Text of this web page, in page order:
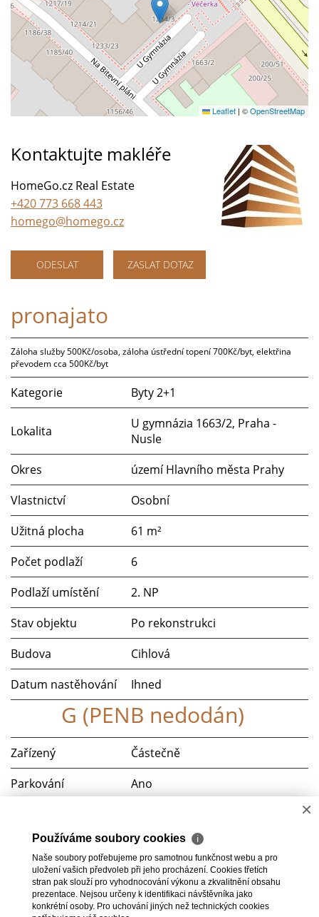
Leaflet | ©OpenStreetMap
Kontaktujte makléře
HomeGo.cz Real Estate
+420 773 668 443
homego@homego.cz
ODESLAT ZASLAT DOTAZ
pronajato
Záloha služby 500Kč/osoba, záloha ústřední topení 700Kč/byt, elektřina
převodem cca 500Kč/byt
Kategorie Byty 2+1
Lokalita
U gymnázia 1663/2, Praha -
Nusle
Okres
území Hlavního města Prahy
Vlastnictví
Osobní
Užitná plocha
61 m²
Počet podlaží
6
Podlaží umístění
2. NP
Stav objektu
Po rekonstrukci
Budova
Cihlová
Datum nastěhování
Ihned
G (PENB nedodán)
Zařízený
Částečně
Parkování
Ano
Telekomunikace
Telefon, Internet
Doprava
MHD
×
Používáme soubory cookies ℹ
Naše soubory potřebujeme pro samotnou funkčnost webu a pro
uložení vašich předvoleb při jeho procházení. Cookies třetích
stran pak slouží pro vyhodnocování výkonu a zkvalitnění obsahu
prezentace. Nejsou určeny k identifikaci návštěvníka jako
konkrétní osoby. Pro uchování jiných než technických cookies